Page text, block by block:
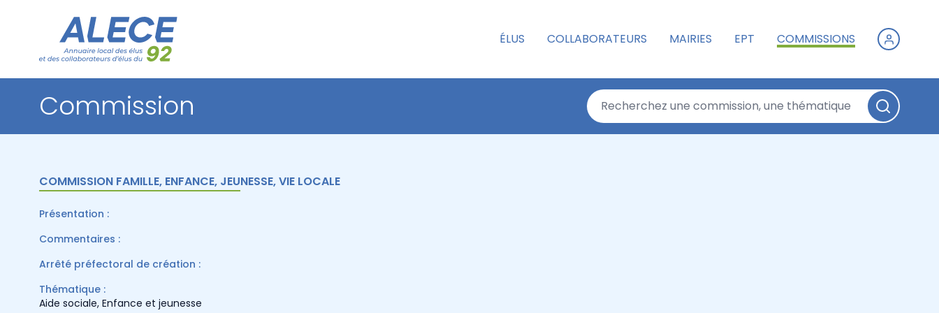
ÉLUS COLLABORATEURS MAIRIES EPT COMMISSIONS
Commission
COMMISSION FAMILLE, ENFANCE, JEUNESSE, VIE LOCALE
Présentation :
Commentaires :
Arrêté préfectoral de création :
Thématique :
Aide sociale, Enfance et jeunesse